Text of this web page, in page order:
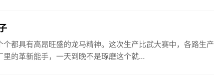
都具有高昂旺盛的龙马精神。这次生产比武大赛中，各路生产
的革新能手，一天到晚不是琢磨这个就...